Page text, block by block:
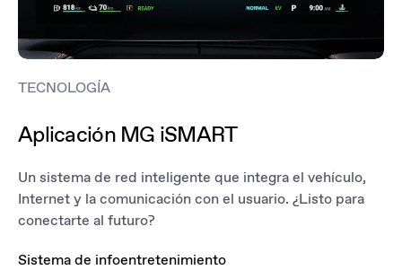
TECNOLOGÍA
Aplicación MG iSMART
Un sistema de red inteligente que integra el vehículo,
Internet y la comunicación con el usuario. ¿Listo para
conectarte al futuro?
Sistema de infoentretenimiento